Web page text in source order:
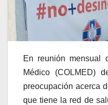
En reunión mensual
Médico (COLMED)
preocupación acerca
que tiene la red de